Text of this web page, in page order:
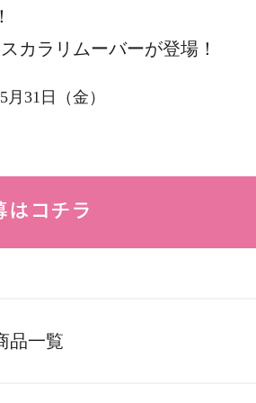
カラリムーバーが登場！
31日（金）
品一覧